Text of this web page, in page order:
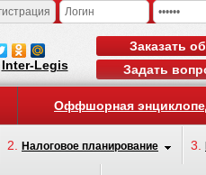
Inter-Legis
Заказать
Задать
Оффшорная
2. Налоговое планирование 3.